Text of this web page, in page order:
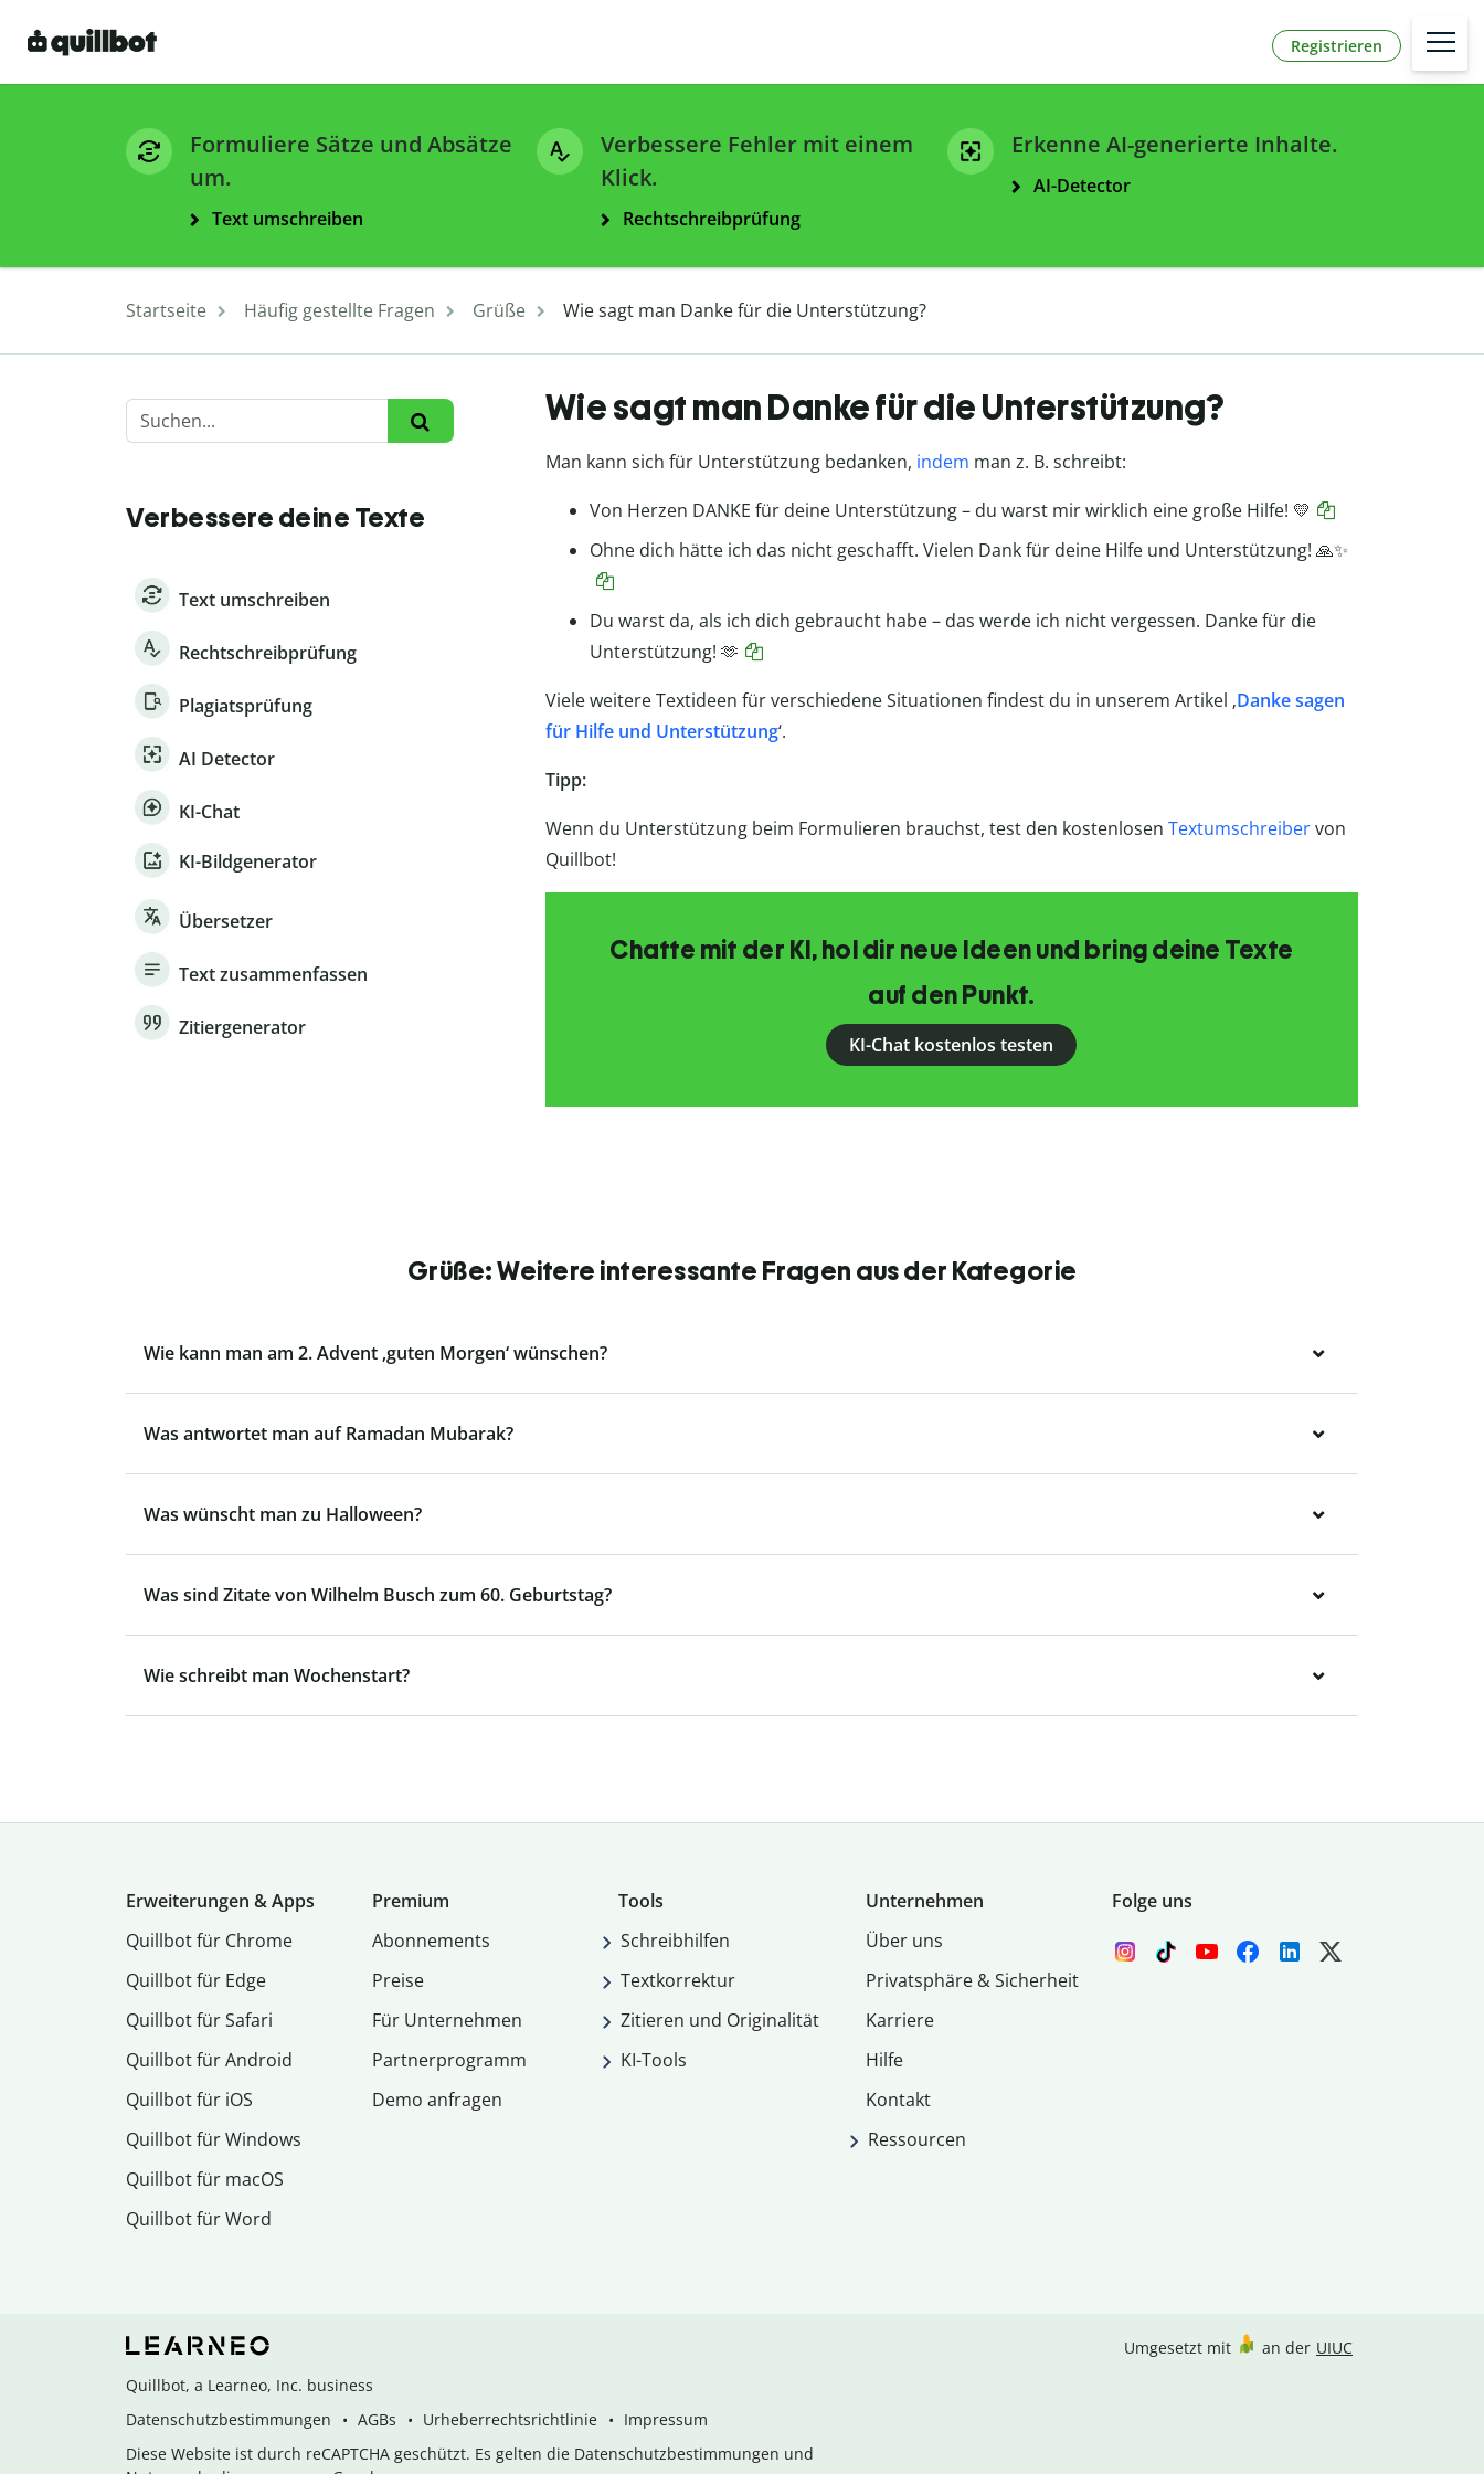
Registrieren
Formuliere Sätze und Absätze
um.
Text umschreiben
Verbessere Fehler mit einem
Klick.
Rechtschreibprüfung
Erkenne AI-generierte Inhalte.
AI-Detector
Startseite Häufig gestellte Fragen Grüße Wie sagt man Danke für die Unterstützung?
Verbessere deine Texte
Text umschreiben
Rechtschreibprüfung
Plagiatsprüfung
AI Detector
KI-Chat
KI-Bildgenerator
Übersetzer
Text zusammenfassen
Zitiergenerator
Wie sagt man Danke für die Unterstützung?
Man kann sich für Unterstützung bedanken, indem man z. B. schreibt:
Von Herzen DANKE für deine Unterstützung – du warst mir wirklich eine große Hilfe! 💛
Ohne dich hätte ich das nicht geschafft. Vielen Dank für deine Hilfe und Unterstützung! 🙏✨
Du warst da, als ich dich gebraucht habe – das werde ich nicht vergessen. Danke für die
Unterstützung! 🫶
Viele weitere Textideen für verschiedene Situationen findest du in unserem Artikel ‚Danke sagen
für Hilfe und Unterstützung‘.
Tipp:
Wenn du Unterstützung beim Formulieren brauchst, test den kostenlosen Textumschreibervon
Quillbot!
Chatte mit der KI, hol dir neue Ideen und bring deine Texte
auf den Punkt.
KI-Chat kostenlos testen
Grüße: Weitere interessante Fragen aus der Kategorie
Wie kann man am 2. Advent ‚guten Morgen‘ wünschen?
Was antwortet man auf Ramadan Mubarak?
Was wünscht man zu Halloween?
Was sind Zitate von Wilhelm Busch zum 60. Geburtstag?
Wie schreibt man Wochenstart?
Erweiterungen & Apps
Quillbot für Chrome
Quillbot für Edge
Quillbot für Safari
Quillbot für Android
Quillbot für iOS
Quillbot für Windows
Quillbot für macOS
Quillbot für Word
Premium
Abon­ne­ments
Preise
Für Unternehmen
Partnerprogramm
Demo anfragen
Tools
Schreibhilfen
Textkorrektur
Zitieren und Originalität
KI-Tools
Unternehmen
Über uns
Privatsphäre & Sicherheit
Karriere
Hilfe
Kontakt
Ressourcen
Folge uns
Quillbot, a Learneo, Inc. business
Datenschutzbestimmungen
AGBs Urheberrechtsrichtlinie
Impressum
Diese Website ist durch reCAPTCHA geschützt. Es gelten die Datenschutzbestimmungen und
Umgesetzt mit an der UIUC